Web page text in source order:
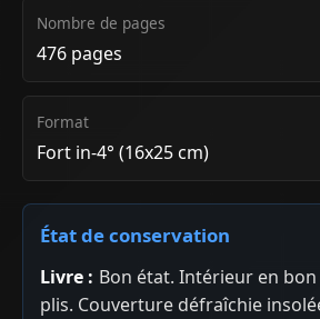
Nombre de pages
476 pages
Format
Fort in-4° (16x25 cm)
État de conservation
Livre : Bon état. Intérieur en
plis. Couverture défraîchie